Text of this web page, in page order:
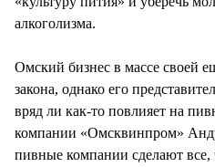
алкоголизма.
Омский бизнес в массе своей
закона, однако его
вряд ли как-то повлияет на
компании «Омсквинпром»
пивные компании сделают все,